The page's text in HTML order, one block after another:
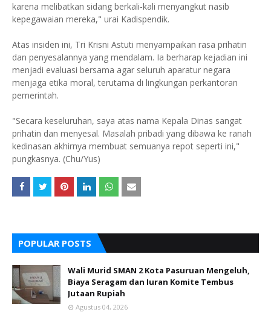
karena melibatkan sidang berkali-kali menyangkut nasib
kepegawaian mereka," urai Kadispendik.
Atas insiden ini, Tri Krisni Astuti menyampaikan rasa prihatin
dan penyesalannya yang mendalam. Ia berharap kejadian ini
menjadi evaluasi bersama agar seluruh aparatur negara
menjaga etika moral, terutama di lingkungan perkantoran
pemerintah.
"Secara keseluruhan, saya atas nama Kepala Dinas sangat
prihatin dan menyesal. Masalah pribadi yang dibawa ke ranah
kedinasan akhirnya membuat semuanya repot seperti ini,"
pungkasnya. (Chu/Yus)
POPULAR POSTS
Wali Murid SMAN 2 Kota Pasuruan Mengeluh,
Biaya Seragam dan Iuran Komite Tembus
Jutaan Rupiah
Agustus 04, 2026